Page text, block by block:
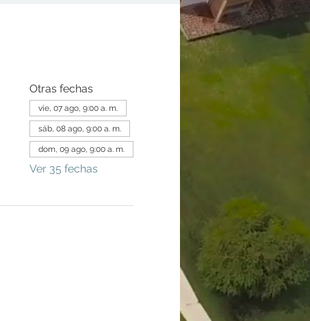
Otras fechas
vie, 07 ago, 9:00 a. m.
sáb, 08 ago, 9:00 a. m.
dom, 09 ago, 9:00 a. m.
Ver 35 fechas